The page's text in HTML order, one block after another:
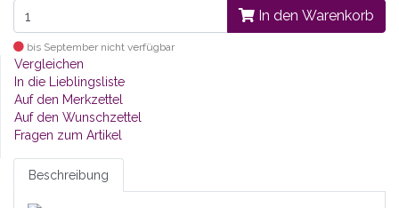
In den Warenkorb
bis September nicht verfügbar
Vergleichen
In die Lieblingsliste
Auf den Merkzettel
Auf den Wunschzettel
Fragen zum Artikel
Beschreibung